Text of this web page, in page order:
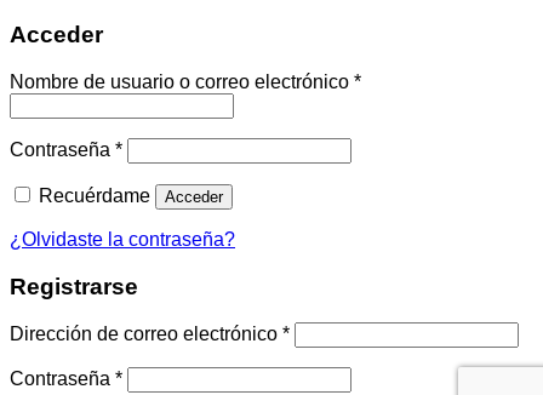
Acceder
Nombre de usuario o correo electrónico *Obligatorio
Contraseña *Obligatorio
Recuérdame Acceder
¿Olvidaste la contraseña?
Registrarse
Dirección de correo electrónico *Obligatorio
Contraseña *Obligatorio